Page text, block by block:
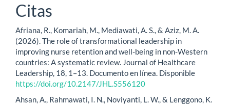
Citas
Afriana, R., Komariah, M., Mediawati, A. S., & Aziz, M. A.
(2026). The role of transformational leadership in
improving nurse retention and well-being in non-Western
countries: A systematic review. Journal of Healthcare
Leadership, 18, 1–13. Documento en línea. Disponible
https://doi.org/10.2147/JHL.S556120
Ahsan, A., Rahmawati, I. N., Noviyanti, L. W., & Lenggono, K.